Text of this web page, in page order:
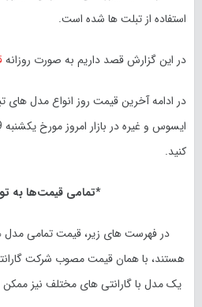
استفاده از تبلت ها شده است.
در این گزارش قصد داریم به صورت روزانه
در ادامه آخرین قیمت روز انواع مدل های
کنید.
*تمامی قیمت‌ها به
در فهرست های زیر، قیمت تمامی مدل
هستند، با همان قیمت مصوب شرکت
یک مدل با گارانتی های مختلف نیز